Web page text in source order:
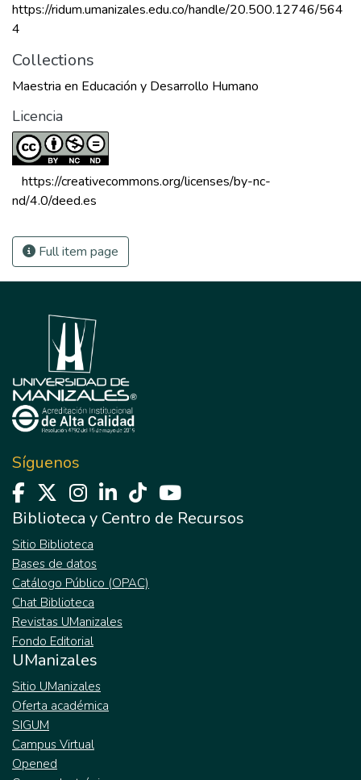
https://ridum.umanizales.edu.co/handle/20.500.12746/564
4
Collections
Maestria en Educación y Desarrollo Humano
Licencia
https://creativecommons.org/licenses/by-nc-
nd/4.0/deed.es
Full item page
Síguenos
Biblioteca y Centro de Recursos
Sitio Biblioteca
Bases de datos
Catálogo Público (OPAC)
Chat Biblioteca
Revistas UManizales
Fondo Editorial
UManizales
Sitio UManizales
Oferta académica
SIGUM
Campus Virtual
Opened